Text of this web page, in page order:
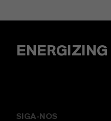
ENERGIZING
SIGA-NOS